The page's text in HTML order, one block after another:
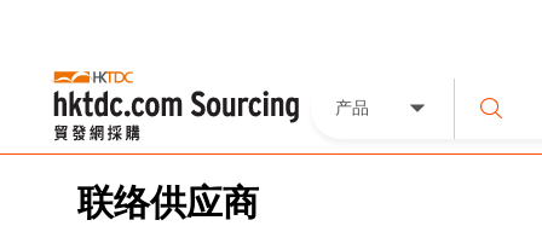
产品
联络供应商